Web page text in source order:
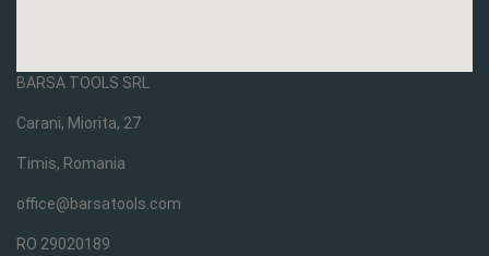
BARSA TOOLS SRL
Carani, Miorita, 27
Timis, Romania
office@barsatools.com
RO 29020189